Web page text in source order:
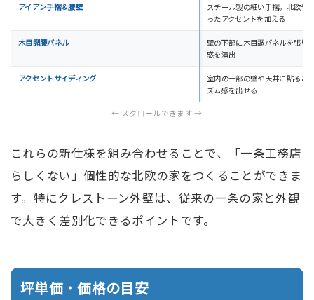
アイアン手摺＆腰壁
スチール製の細い手摺。北欧モ
ったアクセントを加える
木目調腰パネル
壁の下部に木目調パネルを張り
感を演出
アクセントサイディング
室内の一部の壁や天井に貼るこ
ズム感を出せる
これらの新仕様を組み合わせることで、「一条工務店
らしくない」個性的な北欧の家をつくることができま
す。特にクレストーン外壁は、従来の一条の家と外観
で大きく差別化できるポイントです。
坪単価・価格の目安